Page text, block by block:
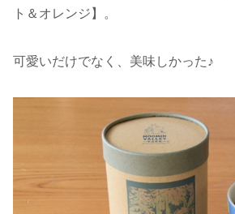
ト＆オレンジ】。
可愛いだけでなく、美味しかった♪